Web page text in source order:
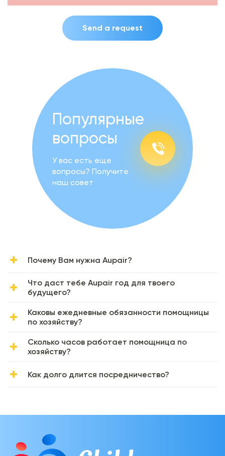
Send a request
Популярные
вопросы
У вас есть еще
вопросы? Получите
наш совет
Почему Вам нужна Aupair?
Что даст тебе Aupair год для твоего
будущего?
Каковы ежедневные обязанности помощницы
по хозяйству?
Сколько часов работает помощница по
хозяйству?
Как долго длится посредничество?